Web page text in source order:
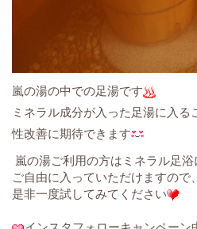
嵐の湯の中での足湯です
ミネラル成分が入った足湯に入る
性改善に期待できます
嵐の湯ご利用の方はミネラル足浴
ご自由に入っていただけますので、
是非一度試してみてください